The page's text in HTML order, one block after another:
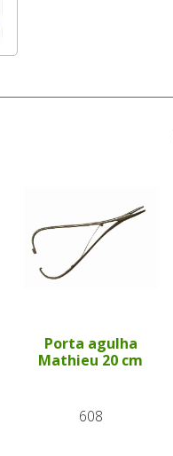
Porta agulha
Mathieu 20 cm
608